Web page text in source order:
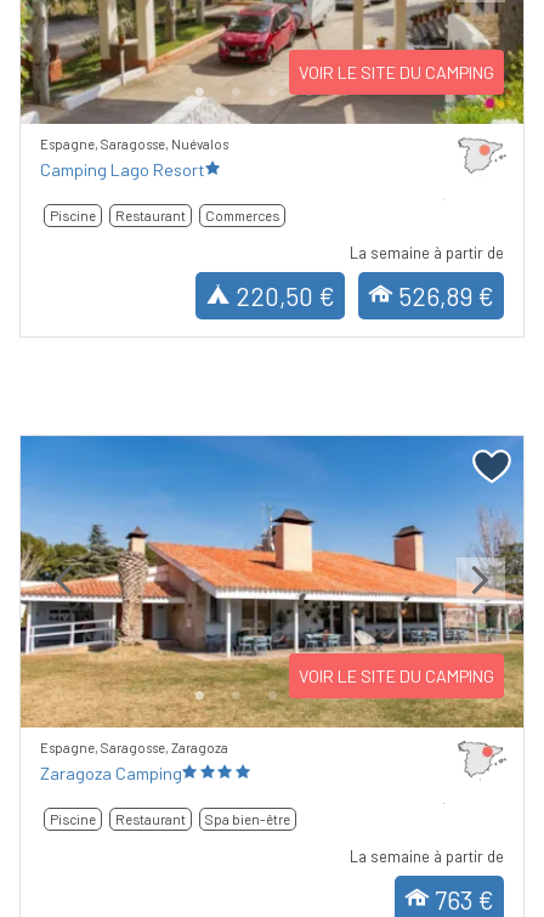
VOIR LE SITE DU CAMPING
Espagne, Saragosse, Nuévalos
Camping Lago Resort
Piscine Restaurant Commerces
La semaine à partir de
220,50 € 526,89 €
Previous Next
VOIR LE SITE DU CAMPING
Espagne, Saragosse, Zaragoza
Zaragoza Camping
Piscine Restaurant Spa bien-être
La semaine à partir de
763 €